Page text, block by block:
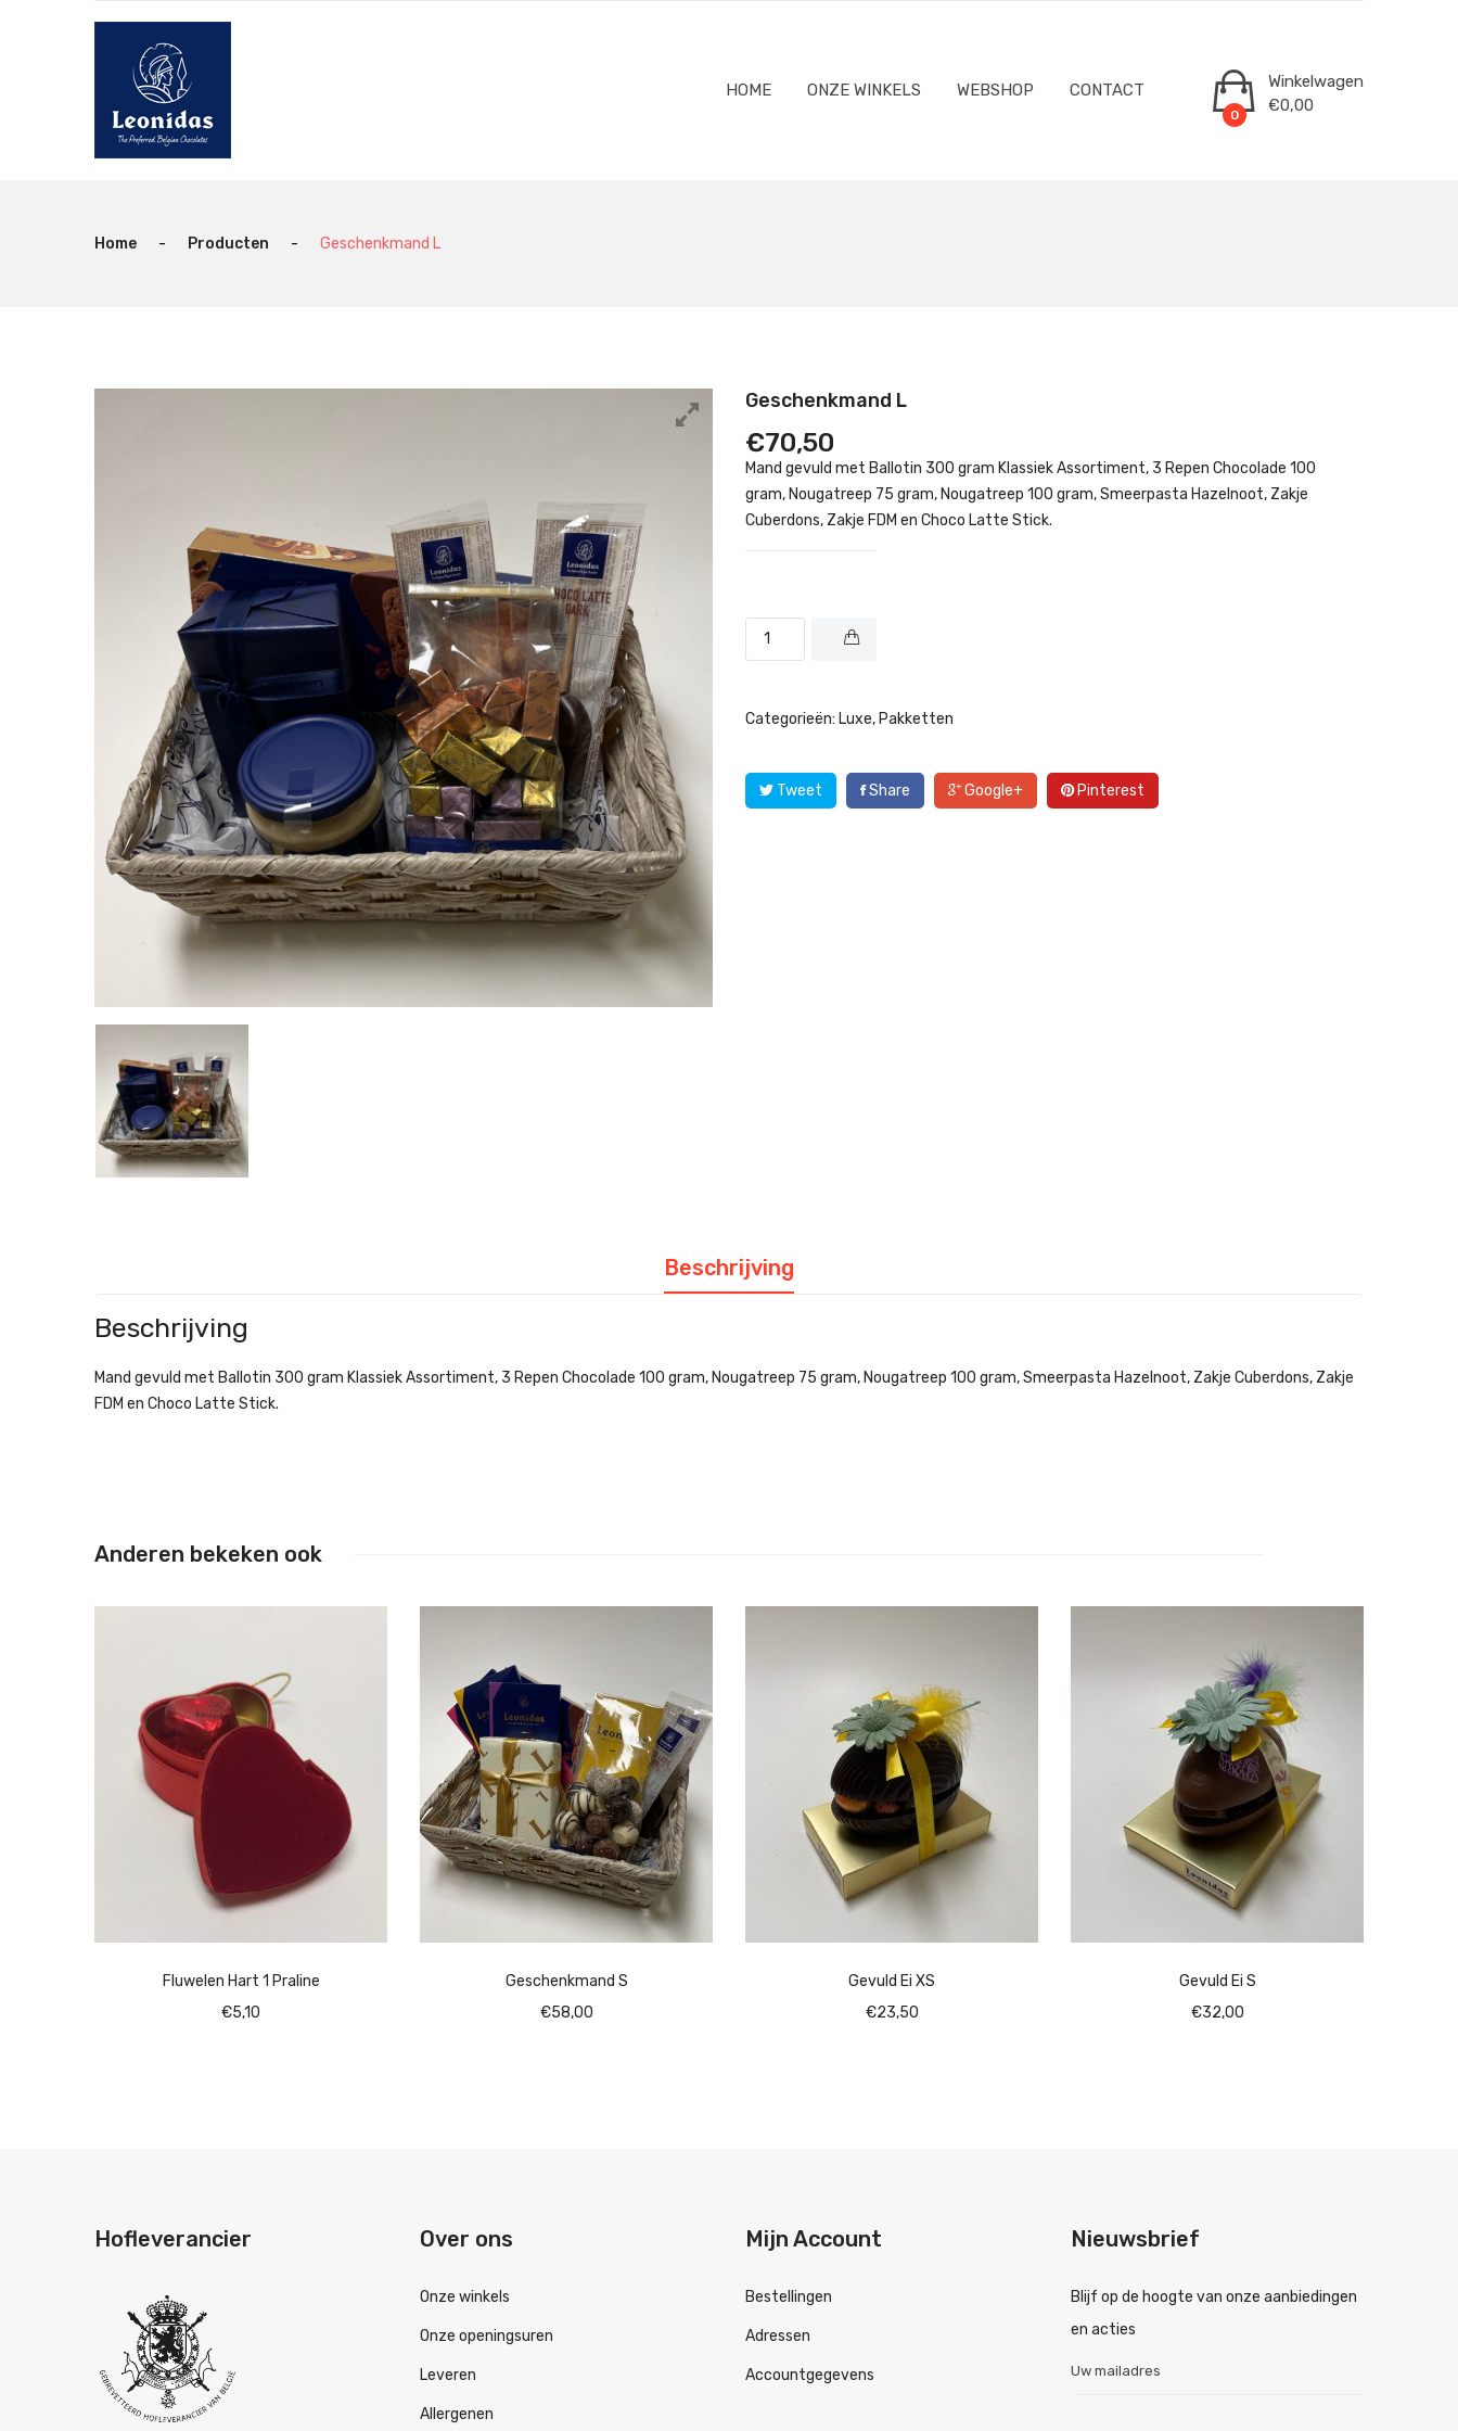
HOME ONZE WINKELS WEBSHOP CONTACT
0
Winkelwagen
€0,00
Home - Producten - Geschenkmand L
Geschenkmand L
€70,50
Mand gevuld met Ballotin 300 gram Klassiek Assortiment, 3 Repen Chocolade 100
gram, Nougatreep 75 gram, Nougatreep 100 gram, Smeerpasta Hazelnoot, Zakje
Cuberdons, Zakje FDM en Choco Latte Stick.
Categorieën: Luxe, Pakketten
Tweet Share Google+ Pinterest
Beschrijving
Beschrijving
Mand gevuld met Ballotin 300 gram Klassiek Assortiment, 3 Repen Chocolade 100 gram, Nougatreep 75 gram, Nougatreep 100 gram, Smeerpasta Hazelnoot, Zakje Cuberdons, Zakje
FDM en Choco Latte Stick.
Anderen bekeken ook
Fluwelen Hart 1 Praline
€5,10
Geschenkmand S
€58,00
Gevuld Ei XS
€23,50
Gevuld Ei S
€32,00
Hofleverancier Over ons
Onze winkels
Onze openingsuren
Leveren
Allergenen
Mijn Account
Bestellingen
Adressen
Accountgegevens
Nieuwsbrief
Blijf op de hoogte van onze aanbiedingen
en acties